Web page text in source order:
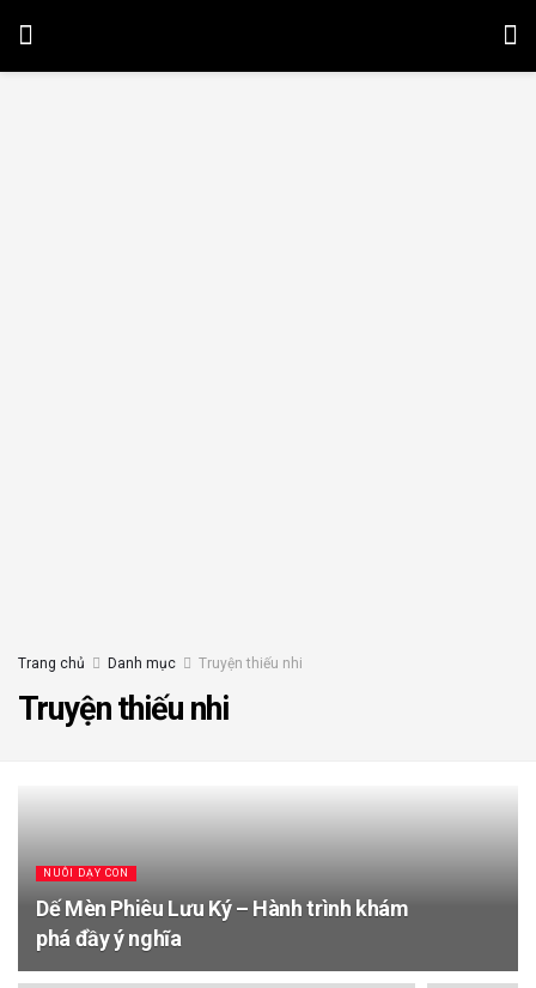
Trang chủ Danh mục Truyện thiếu nhi
Truyện thiếu nhi
NUÔI DẠY CON
Dế Mèn Phiêu Lưu Ký – Hành trình khám
phá đầy ý nghĩa